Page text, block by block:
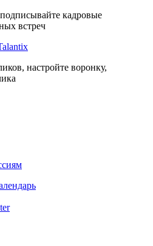
кадровые
встреч
настройте воронку,